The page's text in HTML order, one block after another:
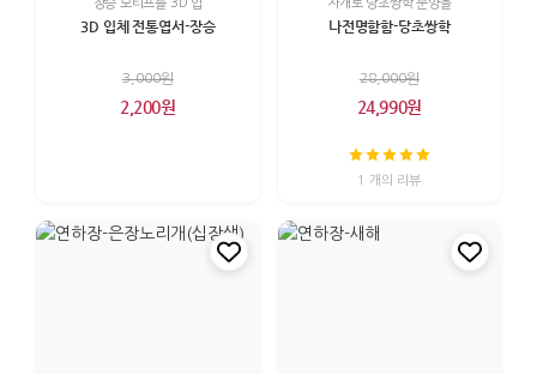
3D 입체 전통엽서-장승
3,000원
2,200원
나전명함함-당초쌍학
28,000원
24,990원
1 개의 리뷰